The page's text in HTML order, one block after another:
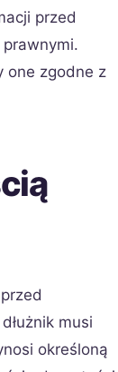
przed
one zgodne z
musi
określoną